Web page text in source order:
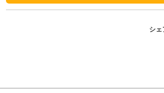
シェ